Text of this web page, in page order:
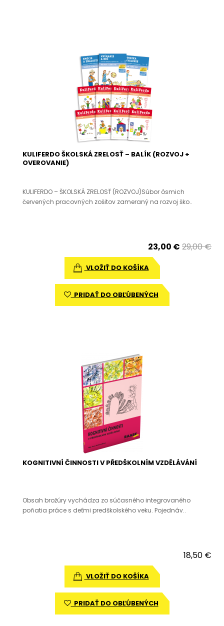
KULIFERDO ŠKOLSKÁ ZRELOSŤ – BALÍK (ROZVOJ +
OVEROVANIE)
KULIFERDO – ŠKOLSKÁ ZRELOSŤ (ROZVOJ)Súbor ôsmich
červených pracovných zošitov zameraný na rozvoj ško..
23,00 € 29,00 €
VLOŽIŤ DO KOŠÍKA
PRIDAŤ DO OBĽÚBENÝCH
KOGNITIVNÍ ČINNOSTI V PŘEDŠKOLNÍM VZDĚLÁVÁNÍ
Obsah brožúry vychádza zo súčasného integrovaného
poňatia práce s deťmi predškolského veku. Pojednáv..
18,50 €
VLOŽIŤ DO KOŠÍKA
PRIDAŤ DO OBĽÚBENÝCH